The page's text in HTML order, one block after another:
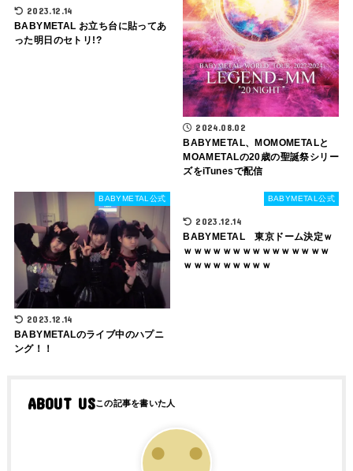
2023.12.14
BABYMETAL お立ち台に貼ってあ
った明日のセトリ!?
2024.08.02
BABYMETAL、MOMOMETALと
MOAMETALの20歳の聖誕祭シリー
ズをiTunesで配信
BABYMETAL公式
2023.12.14
BABYMETALのライブ中のハプニ
ング！！
BABYMETAL公式
2023.12.14
BABYMETAL 東京ドーム決定ｗ
ｗｗｗｗｗｗｗｗｗｗｗｗｗｗｗ
ｗｗｗｗｗｗｗｗｗ
ABOUT US